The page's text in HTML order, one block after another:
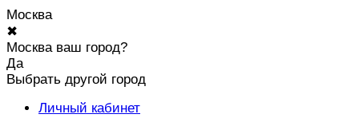
Москва
✖
Москва ваш город?
Да
Выбрать другой город
Личный кабинет